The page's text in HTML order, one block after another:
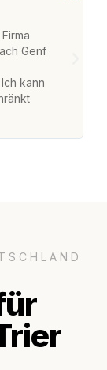
Genf
kann